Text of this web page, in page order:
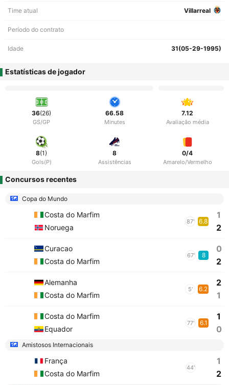
Time atual Villarreal
Período do contrato
Idade 31(05-29-1995)
Estatísticas de jogador
36(26)
GS/GP
66.58
Minutes
7.12
Avaliação média
8(1)
Gols(P)
8
Assistências
0/4
Amarelo/Vermelho
Concursos recentes
Copa do Mundo
Costa do Marfim
Noruega
87' 6.8
1
2
Curacao
Costa do Marfim
67' 8
0
2
Alemanha
Costa do Marfim
5' 6.2
2
1
Costa do Marfim
Equador
77' 6.1
1
0
Amistosos Internacionais
França
Costa do Marfim
44'
1
2